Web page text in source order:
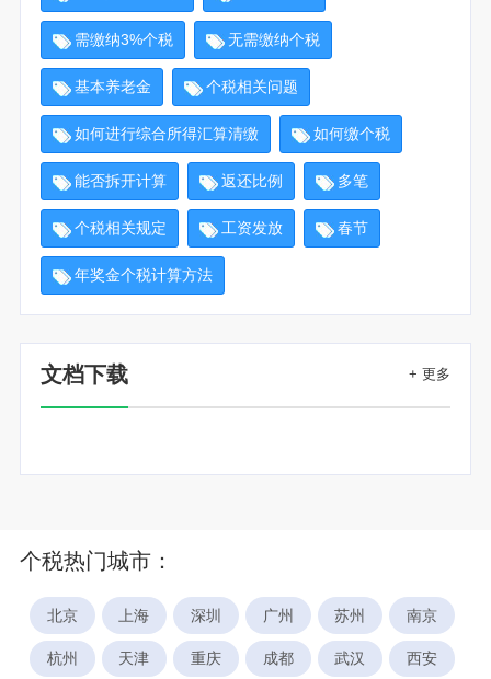
需缴纳3%个税 无需缴纳个税
基本养老金 个税相关问题
如何进行综合所得汇算清缴 如何缴个税
能否拆开计算 返还比例 多笔
个税相关规定 工资发放 春节
年奖金个税计算方法
文档下载 + 更多
个税热门城市：
北京 上海 深圳 广州 苏州 南京
杭州 天津 重庆 成都 武汉 西安